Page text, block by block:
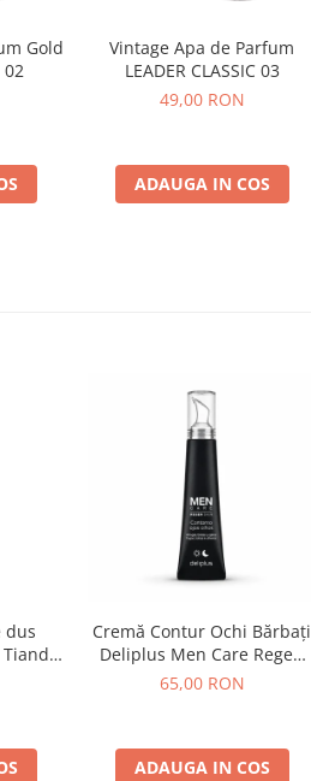
Gold
Vintage Apa de Parfum
LEADER CLASSIC 03
49,00 RON
ADAUGA IN COS
dus
Cremă Contur Ochi Bărbați
Deliplus Men Care Regen
Skin 15 ml
65,00 RON
ADAUGA IN COS